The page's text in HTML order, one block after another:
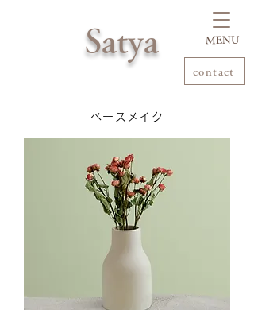
contact
Satya ​MENU
ベースメイク